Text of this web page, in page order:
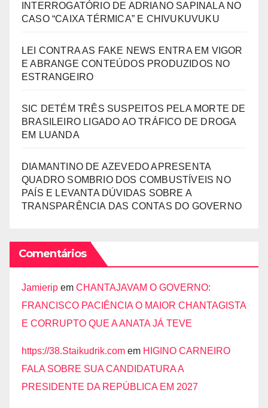
INTERROGATÓRIO DE ADRIANO SAPINALA NO
CASO “CAIXA TÉRMICA” E CHIVUKUVUKU
LEI CONTRA AS FAKE NEWS ENTRA EM VIGOR
E ABRANGE CONTEÚDOS PRODUZIDOS NO
ESTRANGEIRO
SIC DETÉM TRÊS SUSPEITOS PELA MORTE DE
BRASILEIRO LIGADO AO TRÁFICO DE DROGA
EM LUANDA
DIAMANTINO DE AZEVEDO APRESENTA
QUADRO SOMBRIO DOS COMBUSTÍVEIS NO
PAÍS E LEVANTA DÚVIDAS SOBRE A
TRANSPARÊNCIA DAS CONTAS DO GOVERNO
Comentários
Jamierip em CHANTAJAVAM O GOVERNO:
FRANCISCO PACIÊNCIA O MAIOR CHANTAGISTA
E CORRUPTO QUE A ANATA JÁ TEVE
https://38.Staikudrik.com em HIGINO CARNEIRO
FALA SOBRE SUA CANDIDATURA A
PRESIDENTE DA REPÚBLICA EM 2027